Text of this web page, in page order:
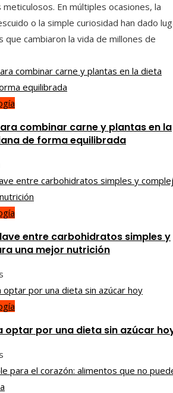
meticulosos. En múltiples ocasiones, la
o la simple curiosidad han dado
que cambiaron la vida de millones de
combinar carne y plantas en la
de forma equilibrada
entre carbohidratos simples y
una mejor nutrición
optar por una dieta sin azúcar